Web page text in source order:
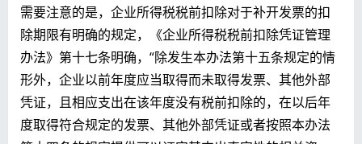
需要注意的是，企业所得税税前扣除对于补开发票的扣
除期限有明确的规定，《企业所得税税前扣除凭证管理
办法》第十七条明确，“除发生本办法第十五条规定的情
形外，企业以前年度应当取得而未取得发票、其他外部
凭证，且相应支出在该年度没有税前扣除的，在以后年
度取得符合规定的发票、其他外部凭证或者按照本办法